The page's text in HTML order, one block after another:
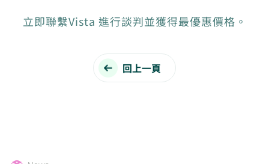
立即聯繫Vista 進行談判並獲得最優惠價格。
回上一頁